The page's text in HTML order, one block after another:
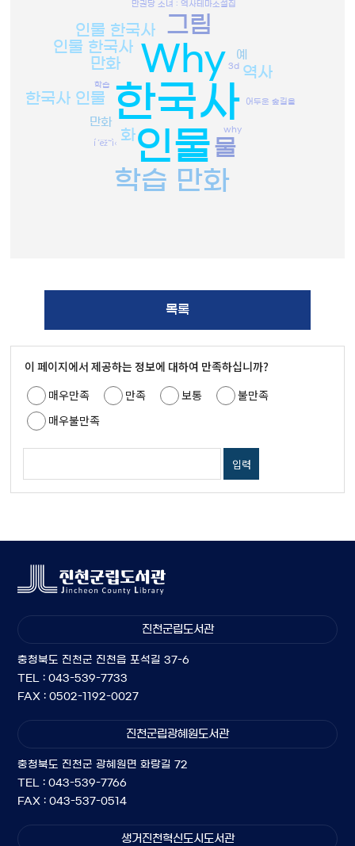
한국사
인물
Why
학습 만화
그림
물
인물 한국사
만화
인물 한국사
역사
한국사 인물
화
만화
예
3d
why
í´ëž˜ì‹
만권당 소녀 : 역사테마소설집
어두운 숲길을
학습
목록
이 페이지에서 제공하는 정보에 대하여 만족하십니까?
매우만족
만족 보통
불만족
매우불만족
진천군립도서관
충청북도 진천군 진천읍 포석길 37-6
TEL : 043-539-7733
FAX : 0502-1192-0027
진천군립광혜원도서관
충청북도 진천군 광혜원면 화랑길 72
TEL : 043-539-7766
FAX : 043-537-0514
생거진천혁신도시도서관